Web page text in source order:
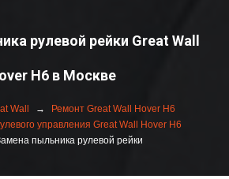
рулевой рейки Great Wall
H6 в Москве
Wall
Ремонт Great Wall Hover H6
управления Great Wall Hover H6
пыльника рулевой рейки